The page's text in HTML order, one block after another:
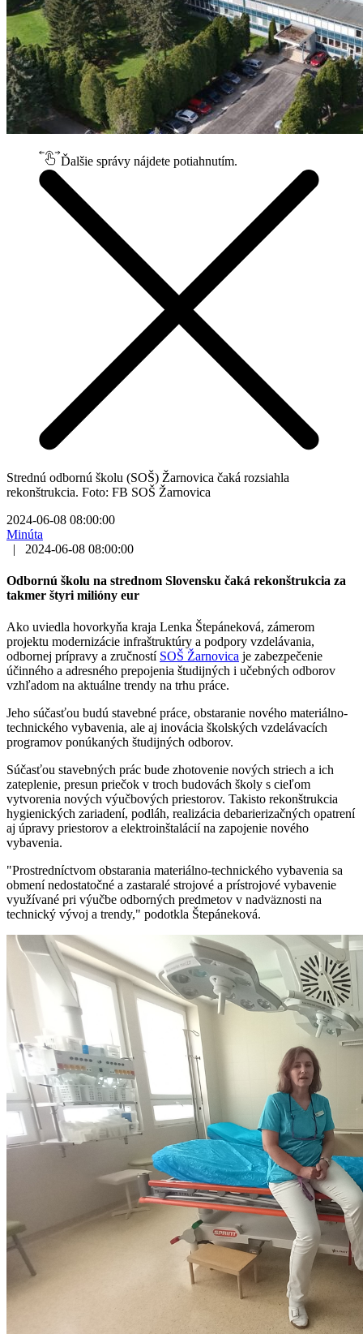
Ďalšie správy nájdete potiahnutím.
Strednú odbornú školu (SOŠ) Žarnovica čaká rozsiahla
rekonštrukcia. Foto: FB SOŠ Žarnovica
2024-06-08 08:00:00
Minúta
|
2024-06-08 08:00:00
Odbornú školu na strednom Slovensku čaká rekonštrukcia za
takmer štyri milióny eur
Ako uviedla hovorkyňa kraja Lenka Štepáneková, zámerom
projektu modernizácie infraštruktúry a podpory vzdelávania,
odbornej prípravy a zručností SOŠ Žarnovica je zabezpečenie
účinného a adresného prepojenia študijných i učebných odborov
vzhľadom na aktuálne trendy na trhu práce.
Jeho súčasťou budú stavebné práce, obstaranie nového materiálno-
technického vybavenia, ale aj inovácia školských vzdelávacích
programov ponúkaných študijných odborov.
Súčasťou stavebných prác bude zhotovenie nových striech a ich
zateplenie, presun priečok v troch budovách školy s cieľom
vytvorenia nových výučbových priestorov. Takisto rekonštrukcia
hygienických zariadení, podláh, realizácia debarierizačných opatrení
aj úpravy priestorov a elektroinštalácií na zapojenie nového
vybavenia.
"Prostredníctvom obstarania materiálno-technického vybavenia sa
obmení nedostatočné a zastaralé strojové a prístrojové vybavenie
využívané pri výučbe odborných predmetov v nadväznosti na
technický vývoj a trendy," podotkla Štepáneková.